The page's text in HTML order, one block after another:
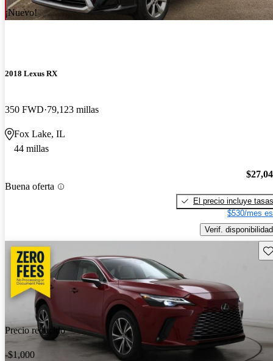
¡Nuevo!
2018 Lexus RX
350 FWD 79,123 millas
Fox Lake, IL
44 millas
Buena oferta
El precio incluye tasas
$530/mes
Verif. disponibilidad
Precio reducido
-$1,000